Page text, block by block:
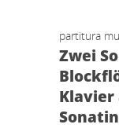
partitura
Zwei
Klavier